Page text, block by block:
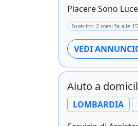
Piacere Sono
Inserito: 2 mesi fa alle
VEDI
Aiuto a
LOMBARDIA